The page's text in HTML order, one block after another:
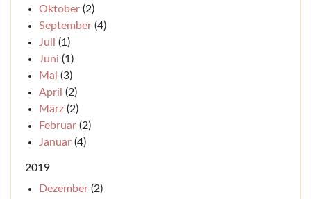
Oktober (2)
September (4)
Juli (1)
Juni (1)
Mai (3)
April (2)
März (2)
Februar (2)
Januar (4)
2019
Dezember (2)